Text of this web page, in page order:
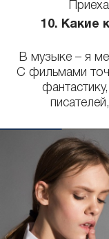
10. Какие
В музыке – я
С фильмами